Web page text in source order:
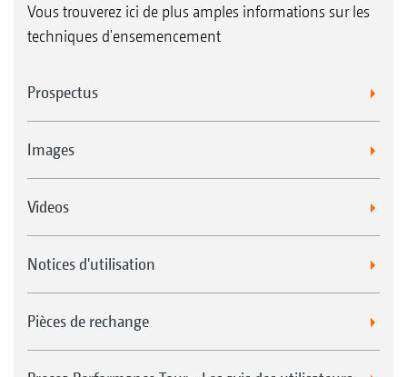
Vous trouverez ici de plus amples informations sur les
techniques d'ensemencement
Prospectus
Images
Videos
Notices d'utilisation
Pièces de rechange